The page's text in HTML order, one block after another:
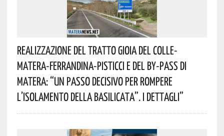
Realizzazione Del Tratto Gioia Del Colle-
Matera-Ferrandina-Pisticci E Del By-Pass Di
Matera: “Un Passo Decisivo Per Rompere
L’isolamento Della Basilicata”. I Dettagli”